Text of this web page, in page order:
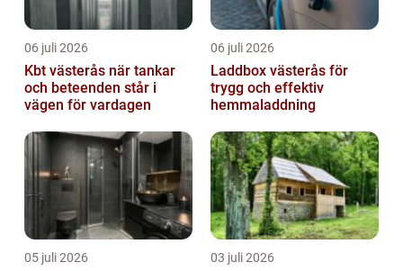
06 juli 2026
Kbt västerås när tankar
och beteenden står i
vägen för vardagen
06 juli 2026
Laddbox västerås för
trygg och effektiv
hemmaladdning
05 juli 2026 03 juli 2026